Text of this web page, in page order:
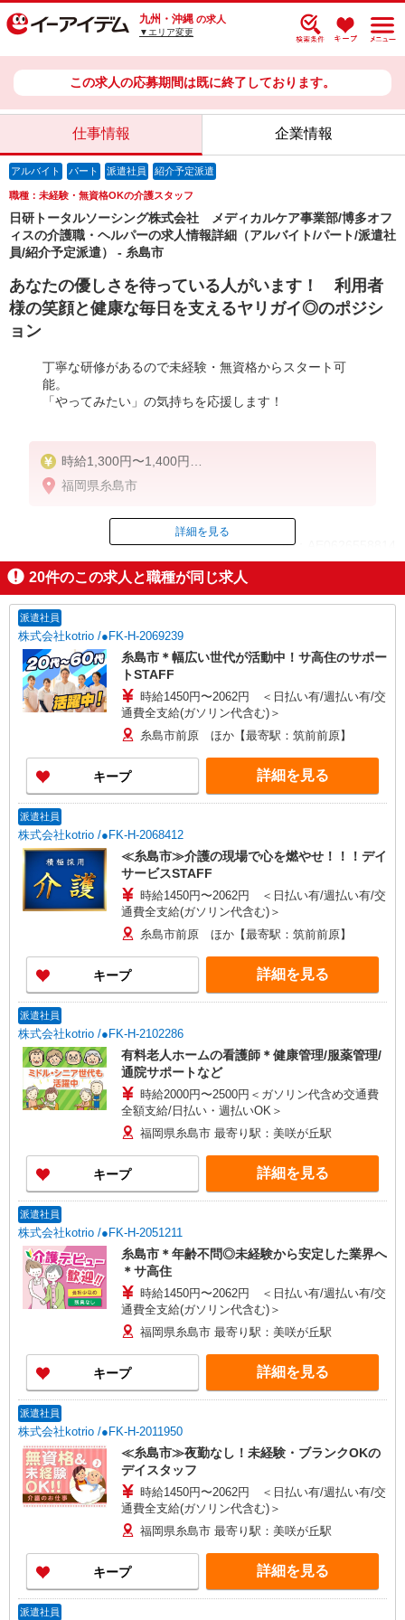
九州・沖縄 の求人
▼エリア変更
この求人の応募期間は既に終了しております。
仕事情報 企業情報
アルバイト パート 派遣社員 紹介予定派遣
職種：未経験・無資格OKの介護スタッフ
日研トータルソーシング株式会社 メディカルケア事業部/博多オフ
ィスの介護職・ヘルパーの求人情報詳細（アルバイト/パート/派遣社
員/紹介予定派遣） - 糸島市
あなたの優しさを待っている人がいます！ 利用者
様の笑顔と健康な毎日を支えるヤリガイ◎のポジシ
ョン
丁寧な研修があるので未経験・無資格からスタート可
能。
「やってみたい」の気持ちを応援します！
時給1,300円〜1,400円
★週払いOK（規定あり）
福岡県糸島市
ID：AE0626558814
掲載期間終了
詳細を見る
20件のこの求人と職種が同じ求人
派遣社員
株式会社kotrio /●FK-H-2069239
糸島市＊幅広い世代が活動中！サ高住のサポー
トSTAFF
時給1450円〜2062円 ＜日払い有/週払い有/交
通費全支給(ガソリン代含む)＞
糸島市前原 ほか【最寄駅：筑前前原】
キープ 詳細を見る
派遣社員
株式会社kotrio /●FK-H-2068412
≪糸島市≫介護の現場で心を燃やせ！！！デイ
サービスSTAFF
時給1450円〜2062円 ＜日払い有/週払い有/交
通費全支給(ガソリン代含む)＞
糸島市前原 ほか【最寄駅：筑前前原】
キープ 詳細を見る
派遣社員
株式会社kotrio /●FK-H-2102286
有料老人ホームの看護師＊健康管理/服薬管理/
通院サポートなど
時給2000円〜2500円＜ガソリン代含め交通費
全額支給/日払い・週払いOK＞
福岡県糸島市 最寄り駅：美咲が丘駅
キープ 詳細を見る
派遣社員
株式会社kotrio /●FK-H-2051211
糸島市＊年齢不問◎未経験から安定した業界へ
＊サ高住
時給1450円〜2062円 ＜日払い有/週払い有/交
通費全支給(ガソリン代含む)＞
福岡県糸島市 最寄り駅：美咲が丘駅
キープ 詳細を見る
派遣社員
株式会社kotrio /●FK-H-2011950
≪糸島市≫夜勤なし！未経験・ブランクOKの
デイスタッフ
時給1450円〜2062円 ＜日払い有/週払い有/交
通費全支給(ガソリン代含む)＞
福岡県糸島市 最寄り駅：美咲が丘駅
キープ 詳細を見る
派遣社員